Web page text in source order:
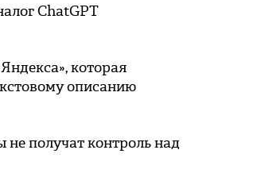
ChatGPT
которая
описанию
получат контроль над